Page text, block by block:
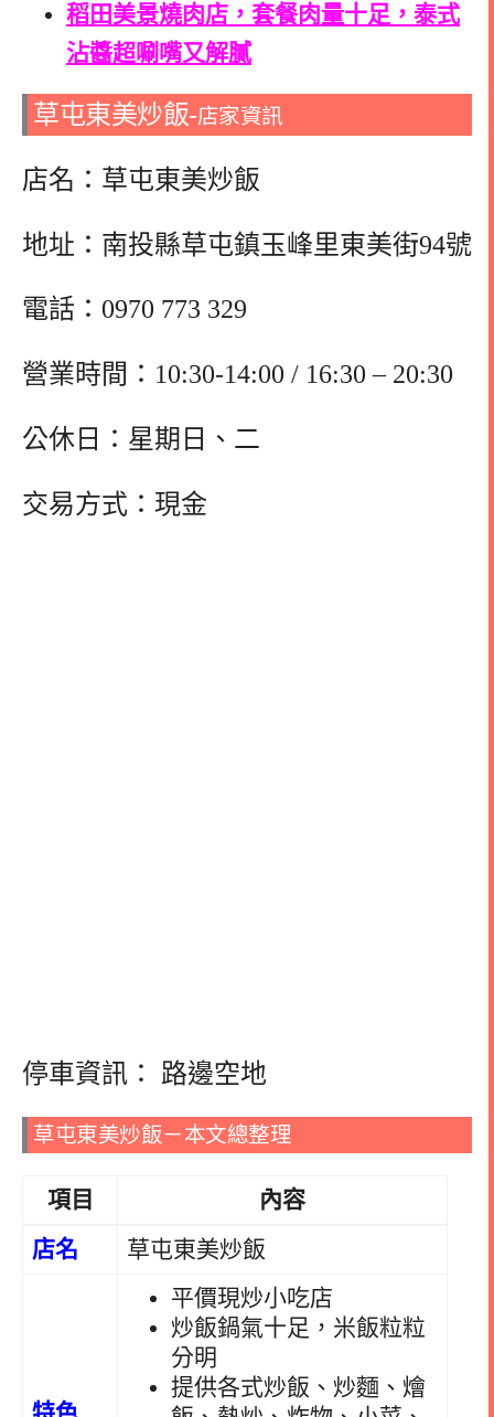
稻田美景燒肉店，套餐肉量十足，泰式
沾醬超唰嘴又解膩
草屯東美炒飯-店家資訊
店名：草屯東美炒飯
地址：南投縣草屯鎮玉峰里東美街94號
電話： 0970 773 329
營業時間：10:30-14:00 / 16:30 – 20:30
公休日：星期日、二
交易方式：現金
停車資訊： 路邊空地
草屯東美炒飯－本文總整理
項目
內容
店名
草屯東美炒飯
平價現炒小吃店
炒飯鍋氣十足，米飯粒粒
分明
提供各式炒飯、炒麵、燴